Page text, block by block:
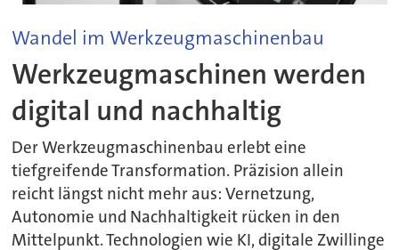
Wandel im Werkzeugmaschinenbau
Werkzeugmaschinen werden
digital und nachhaltig
Der Werkzeugmaschinenbau erlebt eine
tiefgreifende Transformation. Präzision allein
reicht längst nicht mehr aus: Vernetzung,
Autonomie und Nachhaltigkeit rücken in den
Mittelpunkt. Technologien wie KI, digitale Zwillinge